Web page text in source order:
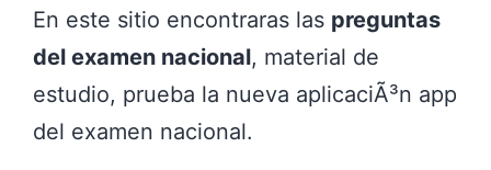
En este sitio encontraras las preguntas
del examen nacional, material de
estudio, prueba la nueva aplicaciÃ³n app
del examen nacional.